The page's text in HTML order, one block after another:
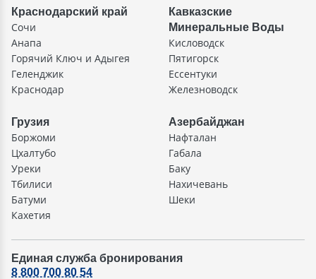
Краснодарский край
Сочи
Анапа
Горячий Ключ и Адыгея
Геленджик
Краснодар
Кавказские
Минеральные Воды
Кисловодск
Пятигорск
Ессентуки
Железноводск
Грузия
Боржоми
Цхалтубо
Уреки
Тбилиси
Батуми
Кахетия
Азербайджан
Нафталан
Габала
Баку
Нахичевань
Шеки
Единая служба бронирования
8 800 700 80 54